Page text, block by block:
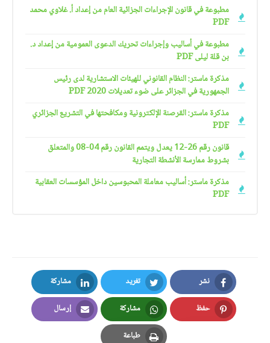
مطبوعة في قانون الإجراءات الجزائية العام من إعداد أ. غلاوي محمد
PDF
مطبوعة في أساليب وإجراءات تحريك الدعوى العمومية من إعداد د.
بن قلة ليلى PDF
مذكرة ماستر: النظام القانوني للهيئات الاستشارية لدى رئيس
الجمهورية في الجزائر على ضوء تعديلات 2020 PDF
مذكرة ماستر: القرصنة الإلكترونية ومكافحتها في التشريع الجزائري
PDF
قانون رقم 26-12 يعدل ويتمم القانون رقم 04-08 والمتعلق
بشروط ممارسة الأنشطة التجارية
مذكرة ماستر: أساليب معاملة المحبوسين داخل المؤسسات العقابية
PDF
نشر
Facebook
تغريد
Twitter
مشاركة
LinkedIn
حفظ
Pinterest
مشاركة
Whatsapp
إرسال
Email
طباعة